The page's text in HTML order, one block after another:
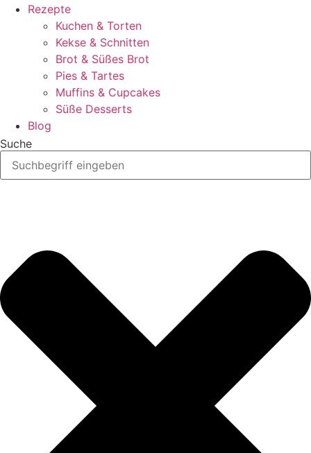
Rezepte
Kuchen & Torten
Kekse & Schnitten
Brot & Süßes Brot
Pies & Tartes
Muffins & Cupcakes
Süße Desserts
Blog
Suche